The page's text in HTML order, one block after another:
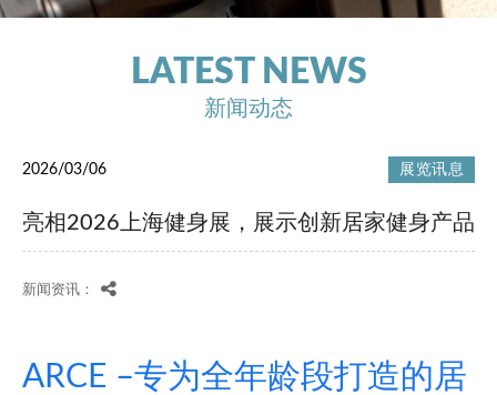
LATEST NEWS
新闻动态
2026/03/06 展览讯息
亮相2026上海健身展，展示创新居家健身产品
新闻资讯：
ARCE –专为全年龄段打造的居